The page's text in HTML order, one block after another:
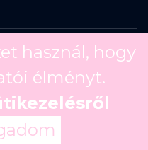
2026
használ, hogy
élményt.